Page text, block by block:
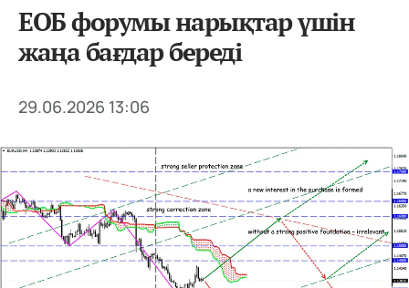
ЕОБ форумы нарықтар үшін
жаңа бағдар береді
29.06.2026 13:06